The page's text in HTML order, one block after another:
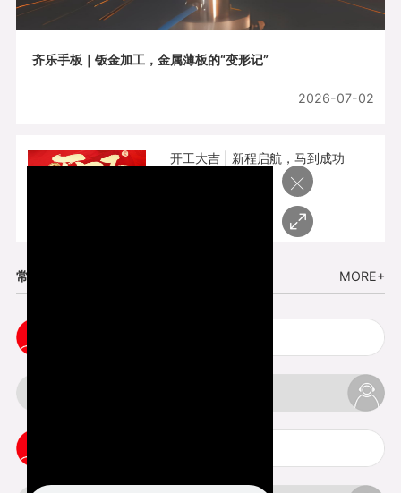
齐乐手板｜钣金加工，金属薄板的“变形记”
2026-07-02
开工大吉 | 新程启航，马到成功
常见问题 MORE+
×